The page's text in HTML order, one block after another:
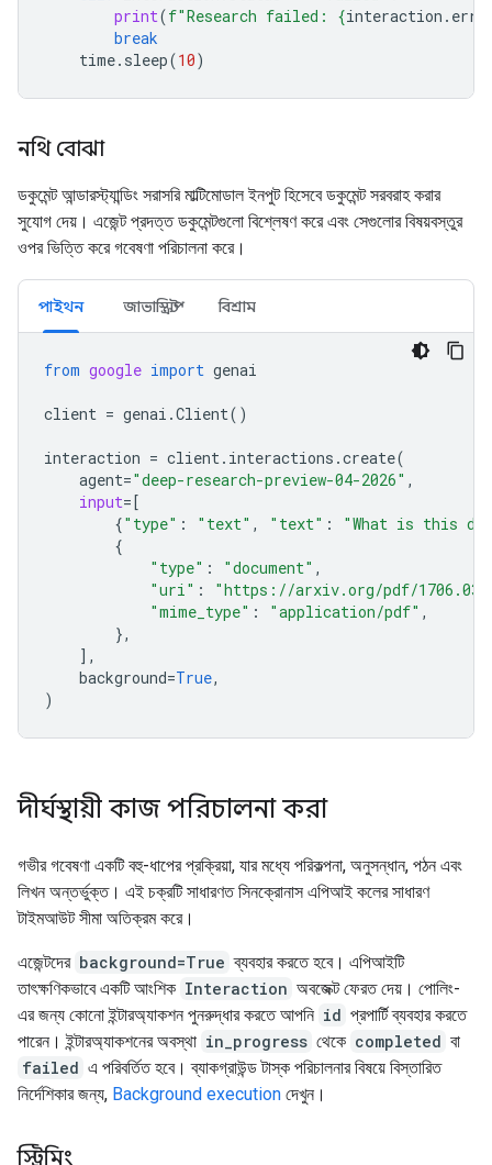
print(f"Research failed: {interaction .
break
time. sleep(10)
নথি বোঝা
ডকুমেন্ট আন্ডারস্ট্যান্ডিং সরাসরি মাল্টিমোডাল ইনপুট হিসেবে ডকুমেন্ট সরবরাহ করার
সুযোগ দেয়। এজেন্ট প্রদত্ত ডকুমেন্টগুলো বিশ্লেষণ করে এবং সেগুলোর বিষয়বস্তুর
ওপর ভিত্তি করে গবেষণা পরিচালনা করে।
পাইথন জাভাস্ক্রিপ্ট বিশ্রাম
from google import genai
client = genai .Client()
interaction = client. interactions .create(
agent="deep-research-preview-04-2026" ,
input=[
{"type" : "text" , "text" :
"What is this
{
"type" : "document" ,
"uri" :
"https://arxiv.org/pdf/
"mime_type" : "application/pdf" ,
},
],
background=True,
)
দীর্ঘস্থায়ী কাজ পরিচালনা করা
গভীর গবেষণা একটি বহু-ধাপের প্রক্রিয়া, যার মধ্যে পরিকল্পনা, অনুসন্ধান, পঠন এবং
লিখন অন্তর্ভুক্ত। এই চক্রটি সাধারণত সিনক্রোনাস এপিআই কলের সাধারণ
টাইমআউট সীমা অতিক্রম করে।
এজেন্টদের background=True ব্যবহার করতে হবে। এপিআইটি
তাৎক্ষণিকভাবে একটি আংশিক Interaction অবজেক্ট ফেরত দেয়। পোলিং-
এর জন্য কোনো ইন্টারঅ্যাকশন পুনরুদ্ধার করতে আপনি id প্রপার্টি ব্যবহার করতে
পারেন। ইন্টারঅ্যাকশনের অবস্থা in_progress থেকে completed বা
failed এ পরিবর্তিত হবে। ব্যাকগ্রাউন্ড টাস্ক পরিচালনার বিষয়ে বিস্তারিত
নির্দেশিকার জন্য, Background execution দেখুন।
স্ট্রিমিং